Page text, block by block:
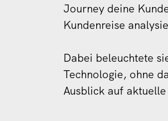
Journey deine
Kundenreise
Dabei beleuchtete
Technologie, ohne
Ausblick auf